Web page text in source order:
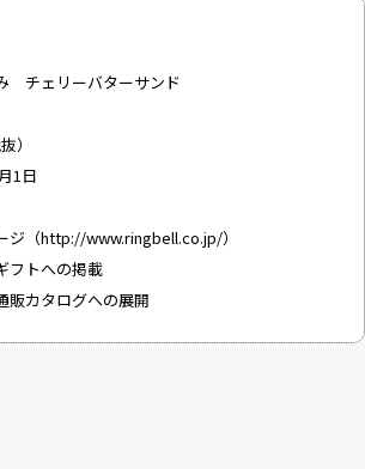
チェリーバターサンド
）
1日
ジ（http://www.ringbell.co.jp/）
フトへの掲載
カタログへの展開